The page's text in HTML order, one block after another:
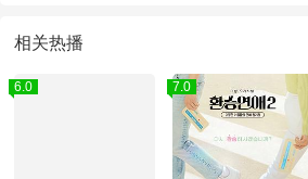
相关热播
6.0 7.0